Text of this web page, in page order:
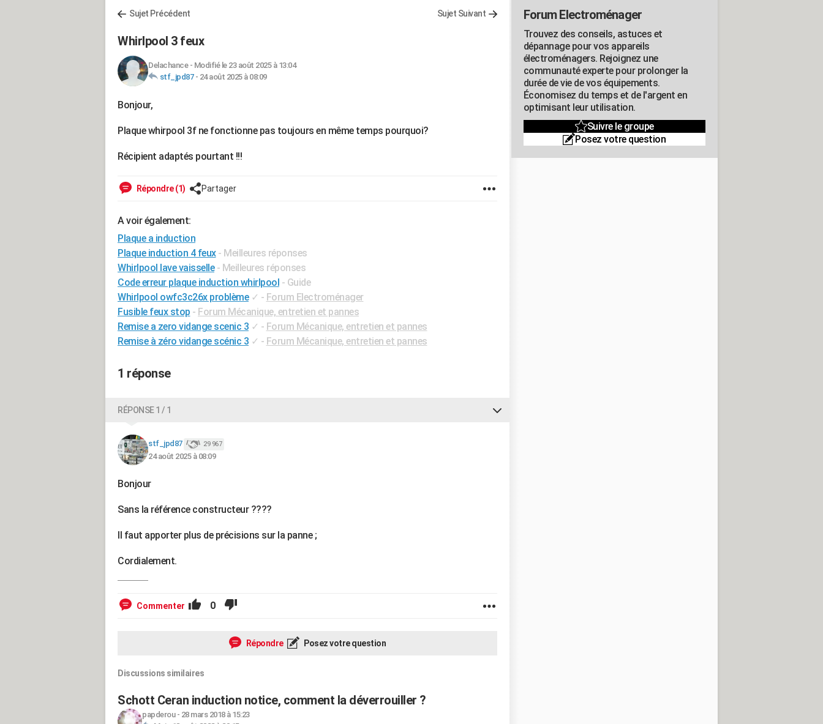
Sujet Précédent Sujet Suivant
Whirlpool 3 feux
Delachance- Modifié le 23 août 2025 à 13:04
stf_jpd87- 24 août 2025 à 08:09
Bonjour,
Plaque whirpool 3f ne fonctionne pas toujours en même temps pourquoi?
Récipient adaptés pourtant !!!
Répondre (1) Partager
A voir également:
Plaque a induction
Plaque induction 4 feux - Meilleures réponses
Whirlpool lave vaisselle - Meilleures réponses
Code erreur plaque induction whirlpool - Guide
Whirlpool owfc3c26x problème ✓ - Forum Electroménager
Fusible feux stop - Forum Mécanique, entretien et pannes
Remise a zero vidange scenic 3 ✓ - Forum Mécanique, entretien et pannes
Remise à zéro vidange scénic 3 ✓ - Forum Mécanique, entretien et pannes
1 réponse
RÉPONSE 1 / 1
stf_jpd87 29 967
24 août 2025 à 08:09
Bonjour
Sans la référence constructeur ????
Il faut apporter plus de précisions sur la panne ;
Cordialement.
Commenter 0
Répondre Posez votre question
Discussions similaires
Schott Ceran induction notice, comment la déverrouiller ?
papderou- 28 mars 2018 à 15:23
Forum Electroménager
Trouvez des conseils, astuces et
dépannage pour vos appareils
électroménagers. Rejoignez une
communauté experte pour prolonger la
durée de vie de vos équipements.
Économisez du temps et de l'argent en
optimisant leur utilisation.
Suivre le groupe
Posez votre question